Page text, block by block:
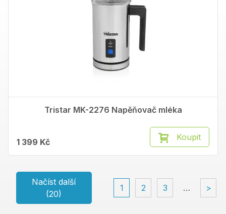
Tristar MK-2276 Napěňovač mléka
1 399 Kč Koupit
Načíst další
(20)
1 2 3 … >